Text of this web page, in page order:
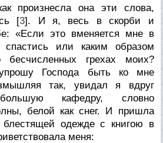
произнесла она эти слова,
[3]. И я, весь в скорби и
«Если это вменяется мне в
или каким образом
грехах моих?
Господа быть ко мне
так, увидал я вдруг
кафедру, словно
белой как снег. И пришла
одежде с книгою в
меня: